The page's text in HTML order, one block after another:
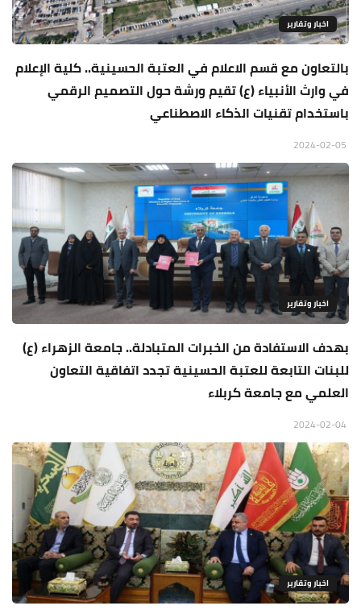
اخبار وتقارير
بالتعاون مع قسم الاعلام في العتبة الحسينية.. كلية الإعلام
في وارث الأنبياء (ع) تقيم ورشة حول التصميم الرقمي
باستخدام تقنيات الذكاء الاصطناعي
اخبار وتقارير
بهدف الاستفادة من الخبرات المتبادلة.. جامعة الزهراء (ع)
للبنات التابعة للعتبة الحسينية تجدد اتفاقية التعاون
العلمي مع جامعة كربلاء
اخبار وتقارير